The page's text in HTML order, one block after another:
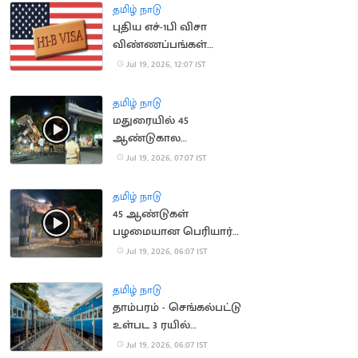
தமிழ் நாடு
புதிய எச்-1பி விசா
விண்ணப்பங்கள்
ஏற்கப்படாது என
Jul 19, 2026, 12:07 IST
தமிழ் நாடு
மதுரையில் 45
ஆண்டுகால
பழமையான பெரியார்
Jul 19, 2026, 07:07 IST
தமிழ் நாடு
45 ஆண்டுகள்
பழமையான பெரியார்
ஆர்ச் அகற்றம்
Jul 19, 2026, 06:07 IST
தமிழ் நாடு
தாம்பரம் - செங்கல்பட்டு
உள்பட 3 ரயில்
திட்டங்களுக்கு ஒப்புதல்
Jul 19, 2026, 06:07 IST